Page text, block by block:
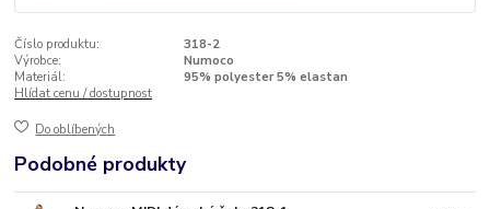
Číslo produktu:
318-2
Výrobce:
Numoco
Materiál:
95% polyester 5% elastan
Hlídat cenu / dostupnost
Do oblíbených
Podobné produkty